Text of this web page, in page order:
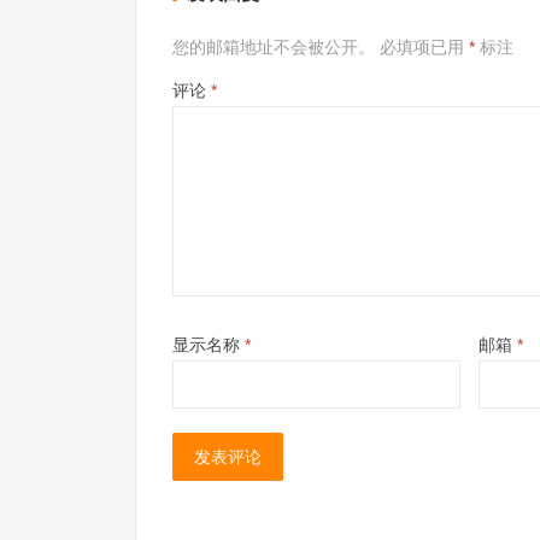
您的邮箱地址不会被公开。 必填项已用 * 标注
评论 *
显示名称 * 邮箱 *